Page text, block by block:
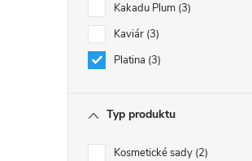
Kakadu Plum 3
Kaviár 3
Platina 3
Typ produktu
Kosmetické sady 2